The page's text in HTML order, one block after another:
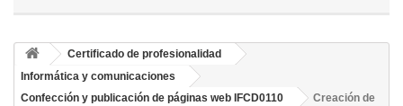
Certificado de profesionalidad
Informática y comunicaciones
Confección y publicación de páginas web IFCD0110
Creación de